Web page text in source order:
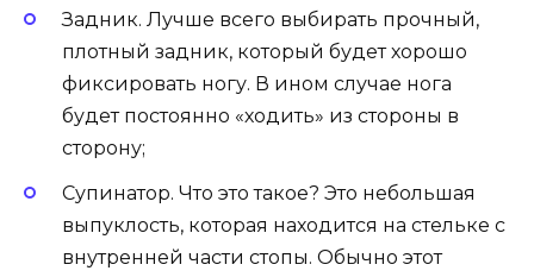
Задник. Лучше всего выбирать прочный,
плотный задник, который будет хорошо
фиксировать ногу. В ином случае нога
будет постоянно «ходить» из стороны в
сторону;
Супинатор. Что это такое? Это небольшая
выпуклость, которая находится на стельке с
внутренней части стопы. Обычно этот